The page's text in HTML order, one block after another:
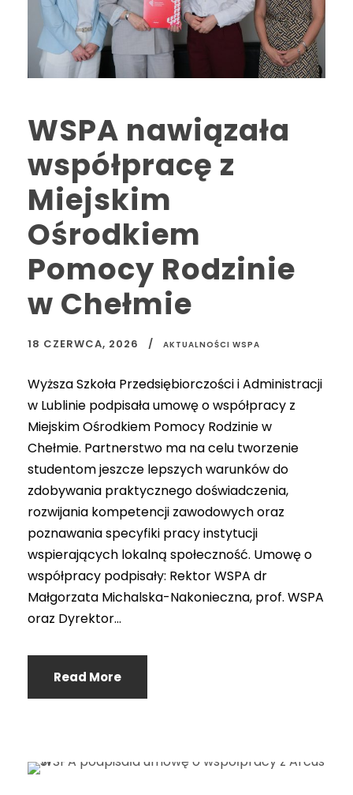
WSPA nawiązała
współpracę z
Miejskim
Ośrodkiem
Pomocy Rodzinie
w Chełmie
18 CZERWCA, 2026 AKTUALNOŚCI WSPA
Wyższa Szkoła Przedsiębiorczości i Administracji
w Lublinie podpisała umowę o współpracy z
Miejskim Ośrodkiem Pomocy Rodzinie w
Chełmie. Partnerstwo ma na celu tworzenie
studentom jeszcze lepszych warunków do
zdobywania praktycznego doświadczenia,
rozwijania kompetencji zawodowych oraz
poznawania specyfiki pracy instytucji
wspierających lokalną społeczność. Umowę o
współpracy podpisały: Rektor WSPA dr
Małgorzata Michalska-Nakonieczna, prof. WSPA
oraz Dyrektor...
Read More